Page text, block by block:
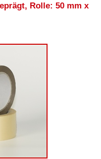
Rolle: 50 mm x